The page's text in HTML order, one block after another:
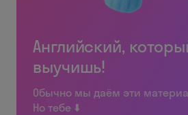
Английский,
выучишь!
Обычно мы даём эти
Но тебе ⬇️